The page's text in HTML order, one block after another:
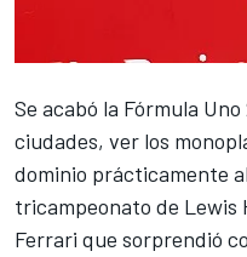
Se acabó la Fórmula
ciudades, ver los
dominio prácticamente
tricampeonato de Lewis
Ferrari que sorprendió